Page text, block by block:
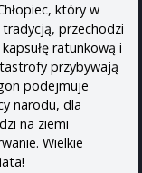
który w
przechodzi
ratunkową i
przybywają
podejmuje
narodu, dla
na ziemi
Wielkie